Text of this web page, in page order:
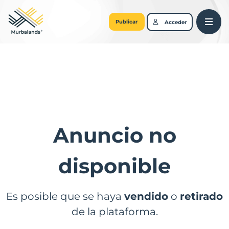
Publicar Acceder
Anuncio no
disponible
Es posible que se haya vendido o retirado
de la plataforma.